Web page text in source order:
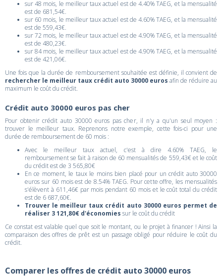
sur 48 mois, le meilleur taux actuel est de 4.40% TAEG, et la mensualité
est de 681,54€.
sur 60 mois, le meilleur taux actuel est de 4.60% TAEG, et la mensualité
est de 559,43€.
sur 72 mois, le meilleur taux actuel est de 4.90% TAEG, et la mensualité
est de 480,23€.
sur 84 mois, le meilleur taux actuel est de 4.90% TAEG, et la mensualité
est de 421,06€.
Une fois que la durée de remboursement souhaitée est définie, il convient de
rechercher le meilleur taux crédit auto 30000 euros afin de réduire au
maximum le coût du crédit.
Crédit auto 30000 euros pas cher
Pour obtenir crédit auto 30000 euros pas cher, il n'y a qu'un seul moyen :
trouver le meilleur taux. Reprenons notre exemple, cette fois-ci pour une
durée de remboursement de 60 mois :
Avec le meilleur taux actuel, c'est à dire 4.60% TAEG, le
remboursement se fait à raison de 60 mensualités de 559,43€ et le coût
du crédit est de 3 565,80€
En ce moment, le taux le moins bien placé pour un crédit auto 30000
euros sur 60 mois est de 8.54% TAEG. Pour cette offre, les mensualités
s'élèvent à 611,46€ par mois pendant 60 mois et le coût total du crédit
est de 6 687,60€.
Trouver le meilleur taux crédit auto 30000 euros permet de
réaliser 3 121,80€ d'économies sur le coût du crédit
Ce constat est valable quel que soit le montant, ou le projet à financer ! Ainsi la
comparaison des offres de prêt est un passage obligé pour réduire le coût du
crédit.
Comparer les offres de crédit auto 30000 euros